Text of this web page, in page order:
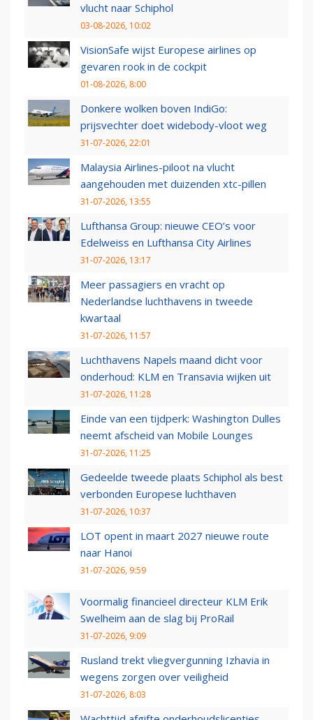
vlucht naar Schiphol
03-08-2026, 10:02
VisionSafe wijst Europese airlines op
gevaren rook in de cockpit
01-08-2026, 8:00
Donkere wolken boven IndiGo:
prijsvechter doet widebody-vloot weg
31-07-2026, 22:01
Malaysia Airlines-piloot na vlucht
aangehouden met duizenden xtc-pillen
31-07-2026, 13:55
Lufthansa Group: nieuwe CEO’s voor
Edelweiss en Lufthansa City Airlines
31-07-2026, 13:17
Meer passagiers en vracht op
Nederlandse luchthavens in tweede
kwartaal
31-07-2026, 11:57
Luchthavens Napels maand dicht voor
onderhoud: KLM en Transavia wijken uit
31-07-2026, 11:28
Einde van een tijdperk: Washington Dulles
neemt afscheid van Mobile Lounges
31-07-2026, 11:25
Gedeelde tweede plaats Schiphol als best
verbonden Europese luchthaven
31-07-2026, 10:37
LOT opent in maart 2027 nieuwe route
naar Hanoi
31-07-2026, 9:59
Voormalig financieel directeur KLM Erik
Swelheim aan de slag bij ProRail
31-07-2026, 9:09
Rusland trekt vliegvergunning Izhavia in
wegens zorgen over veiligheid
31-07-2026, 8:03